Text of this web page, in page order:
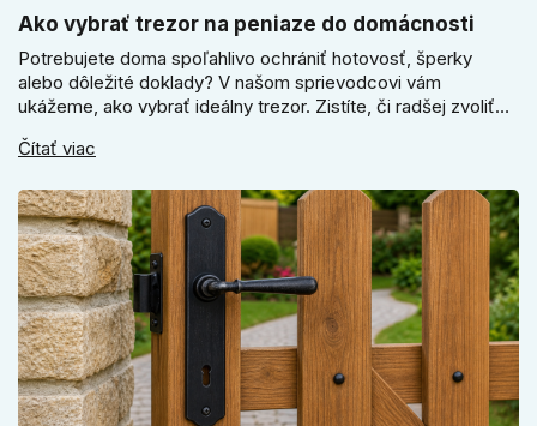
Ako vybrať trezor na peniaze do domácnosti
Potrebujete doma spoľahlivo ochrániť hotovosť, šperky
alebo dôležité doklady? V našom sprievodcovi vám
ukážeme, ako vybrať ideálny trezor. Zistíte, či radšej zvoliť
kľúčové jeho správne ukotvenie.
Čítať viac